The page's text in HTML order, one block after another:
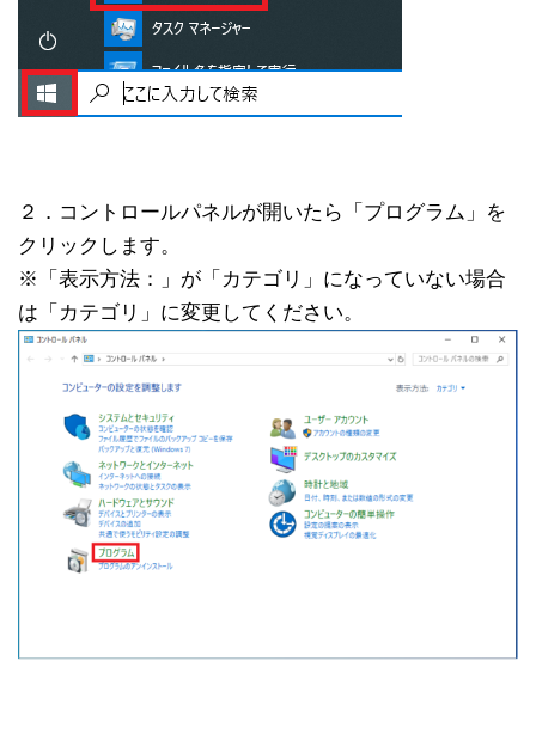
２．コントロールパネルが開いたら「プログラム」を
クリックします。
※「表示方法：」が「カテゴリ」になっていない場合
は「カテゴリ」に変更してください。